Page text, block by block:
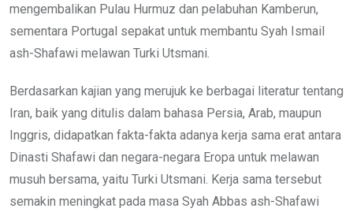
mengembalikan Pulau Hurmuz dan pelabuhan Kamberun,
sementara Portugal sepakat untuk membantu Syah Ismail
ash-Shafawi melawan Turki Utsmani.
Berdasarkan kajian yang merujuk ke berbagai literatur tentang
Iran, baik yang ditulis dalam bahasa Persia, Arab, maupun
Inggris, didapatkan fakta-fakta adanya kerja sama erat antara
Dinasti Shafawi dan negara-negara Eropa untuk melawan
musuh bersama, yaitu Turki Utsmani. Kerja sama tersebut
semakin meningkat pada masa Syah Abbas ash-Shafawi